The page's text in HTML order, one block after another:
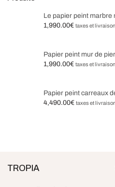
Le papier peint marbre
1,990.00€ taxes et
Papier peint mur de
1,990.00€ taxes et
Papier peint carreaux
4,490.00€ taxes et
TROPIA